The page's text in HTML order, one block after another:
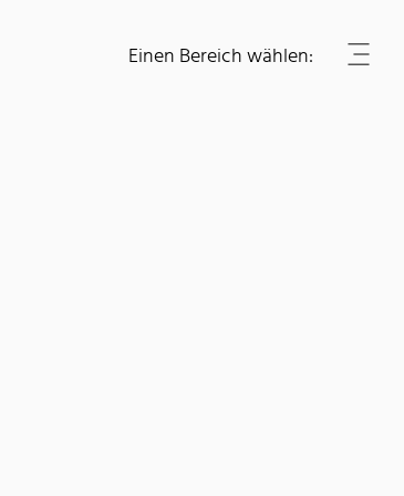
Einen Bereich wählen: